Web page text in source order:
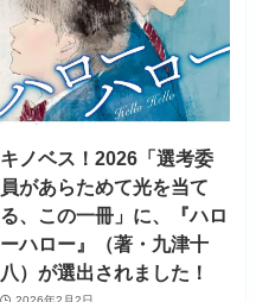
キノベス！2026「選考委
員があらためて光を当て
る、この一冊」に、『ハロ
ーハロー』（著・九津十
八）が選出されました！